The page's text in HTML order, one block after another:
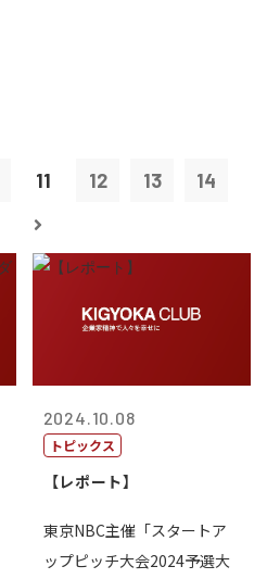
11 12 13 14
2024.10.08
トピックス
【レポート】
東京NBC主催「スタートア
ップピッチ大会2024予選大